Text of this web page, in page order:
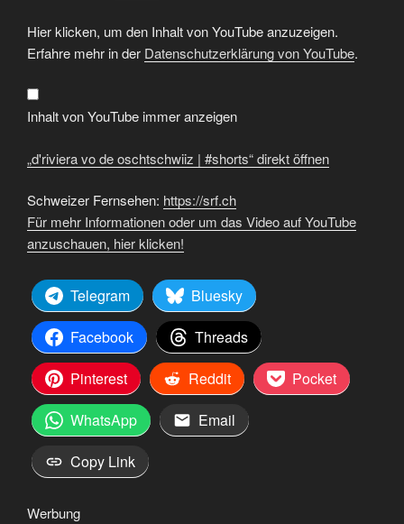
„d'riviera
vo
de
oschtschwiiz
#shorts“
von
YouTube
anzeigen
Hier klicken, um den Inhalt von YouTube anzuzeigen.
Erfahre mehr in der Datenschutzerklärung von YouTube.
Inhalt von YouTube immer anzeigen
„d'riviera vo de oschtschwiiz | #shorts“ direkt öffnen
Schweizer Fernsehen: https://srf.ch
Für mehr Informationen oder um das Video auf YouTube
anzuschauen, hier klicken!
Telegram
Bluesky
Facebook
Threads
Pinterest
Reddit
Pocket
WhatsApp
Email
Copy Link
Werbung